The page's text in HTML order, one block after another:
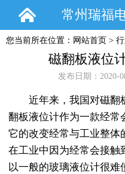
常州瑞福
您当前所在位置： 网站首页 >
磁翻板液位
发布日期：
近年来，我国对磁翻
翻板液位计作为一款经常
它的改变经常与工业整体
在工业中因为经常会接触
以一般的玻璃液位计很难